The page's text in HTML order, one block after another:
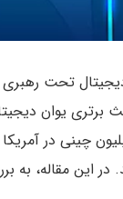
تحت
برتری یوان
ببرد. از آنجا که حدود
در این مقاله،